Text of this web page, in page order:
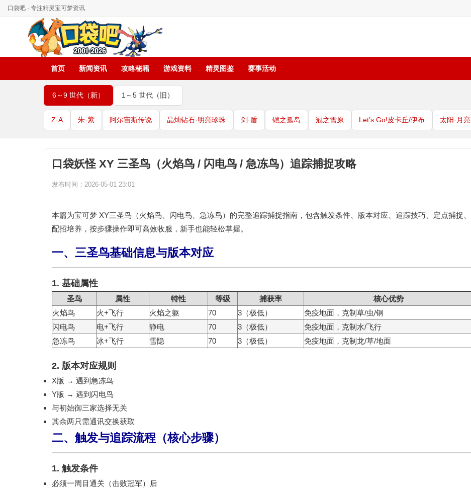
口袋吧 · 专注精灵宝可梦资讯
首页 新闻资讯 攻略秘籍 游戏资料 精灵图鉴 赛事活动
6～9 世代（新） 1～5 世代（旧）
Z·A 朱·紫 阿尔宙斯传说 晶灿钻石·明亮珍珠 剑·盾 铠之孤岛 冠之雪原 Let’s Go!皮卡丘/伊布 太阳·月亮
口袋妖怪 XY 三圣鸟（火焰鸟 / 闪电鸟 / 急冻鸟）追踪捕捉攻略
发布时间：2026-05-01 23:01
本篇为宝可梦 XY三圣鸟（火焰鸟、闪电鸟、急冻鸟）的完整追踪捕捉指南，包含触发条件、版本对应、追踪技巧、定点捕捉、
配招培养，按步骤操作即可高效收服，新手也能轻松掌握。
一、三圣鸟基础信息与版本对应
1. 基础属性
圣鸟 属性 特性 等级 捕获率
核心优势
火焰鸟
火+飞行 火焰之躯 70 3（极低）
免疫地面，克制草/虫/钢
闪电鸟
电+飞行 静电 70 3（极低）
免疫地面，克制水/飞行
急冻鸟
冰+飞行 雪隐 70 3（极低） 免疫地面，克制龙/草/地面
2. 版本对应规则
X版 → 遇到 急冻鸟
Y版 → 遇到 闪电鸟
与初始御三家选择无关
其余两只需通讯交换获取
二、触发与追踪流程（核心步骤）
1. 触发条件
必须一周目通关（击败冠军）
后